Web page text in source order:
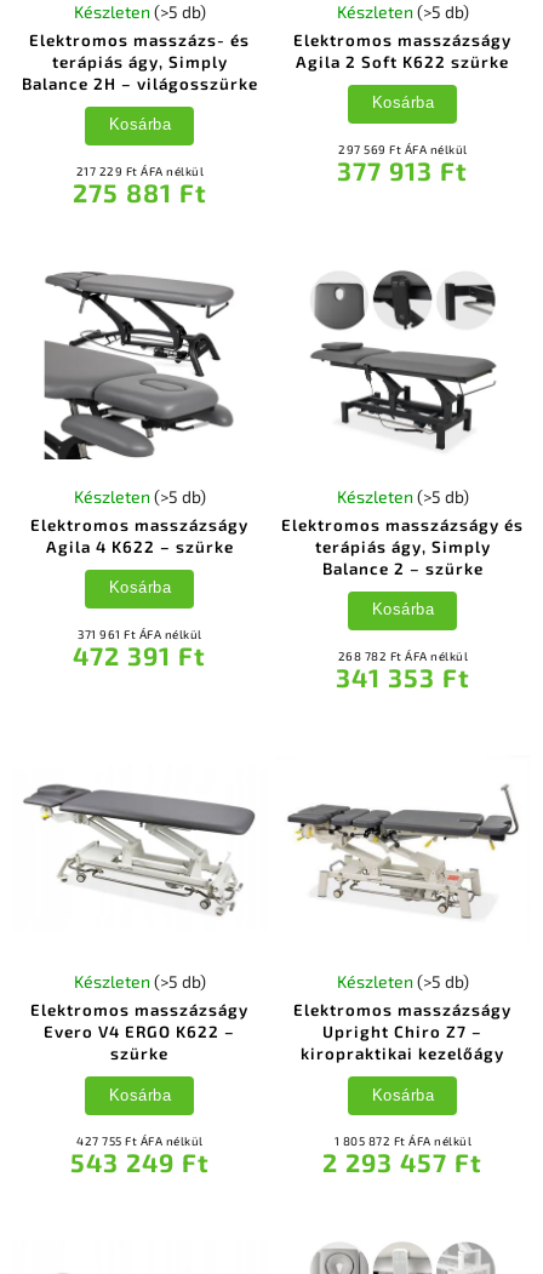
Elektromos masszázs- és
terápiás ágy, Simply
Balance 2H – világosszürke
Készleten (>5 db)
217 229 Ft ÁFA nélkül
275 881 Ft
Kosárba
Elektromos masszázságy
Agila 2 Soft K622 szürke
Készleten (>5 db)
297 569 Ft ÁFA nélkül
377 913 Ft
Kosárba
Elektromos masszázságy
Agila 4 K622 – szürke
Készleten (>5 db)
371 961 Ft ÁFA nélkül
472 391 Ft
Kosárba
Elektromos masszázságy és
terápiás ágy, Simply
Balance 2 – szürke
Készleten (>5 db)
268 782 Ft ÁFA nélkül
341 353 Ft
Kosárba
Elektromos masszázságy
Evero V4 ERGO K622 –
szürke
Készleten (>5 db)
427 755 Ft ÁFA nélkül
543 249 Ft
Kosárba
Elektromos masszázságy
Upright Chiro Z7 –
kiropraktikai kezelőágy
Készleten (>5 db)
1 805 872 Ft ÁFA nélkül
2 293 457 Ft
Kosárba